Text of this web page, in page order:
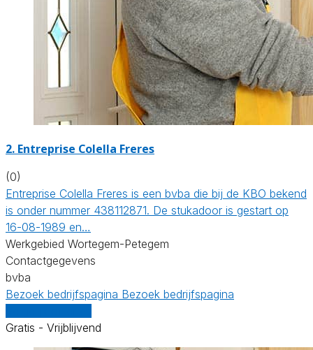
2. Entreprise Colella Freres
(0)
Entreprise Colella Freres is een bvba die bij de KBO bekend
is onder nummer 438112871. De stukadoor is gestart op
16-08-1989 en…
Werkgebied Wortegem-Petegem
Contactgegevens
bvba
Bezoek bedrijfspagina Bezoek bedrijfspagina
Gratis - Vrijblijvend